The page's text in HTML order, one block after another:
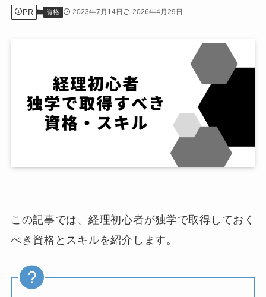
PR 資格 2023年7月14日 2026年4月29日
この記事では、経理初心者が独学で取得しておく
べき資格とスキルを紹介します。